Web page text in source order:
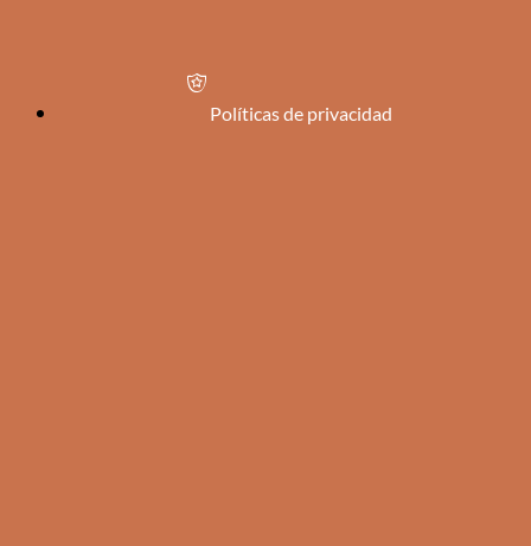
Políticas de privacidad